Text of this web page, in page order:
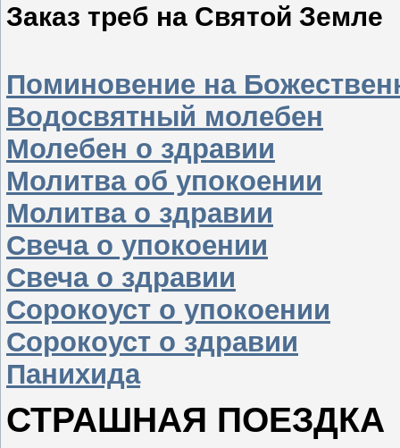
Заказ треб на Святой Земле
Поминовение на
Водосвятный молебен
Молебен о здравии
Молитва об упокоении
Молитва о здравии
Свеча о упокоении
Свеча о здравии
Сорокоуст о упокоении
Сорокоуст о здравии
Панихида
СТРАШНАЯ ПОЕЗДКА